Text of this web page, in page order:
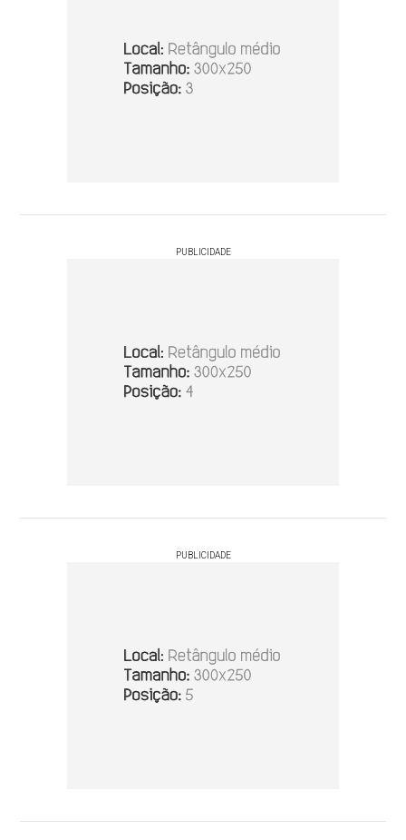
PUBLICIDADE
PUBLICIDADE